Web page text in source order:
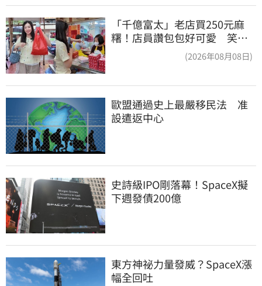
「千億富太」老店買250元麻
糬！店員讚包包好可愛 笑
(2026年08月08日)
歐盟通過史上最嚴移民法　准
設遣返中心
史詩級IPO剛落幕！SpaceX擬
下週發債200億
東方神祕力量發威？SpaceX漲
幅全回吐